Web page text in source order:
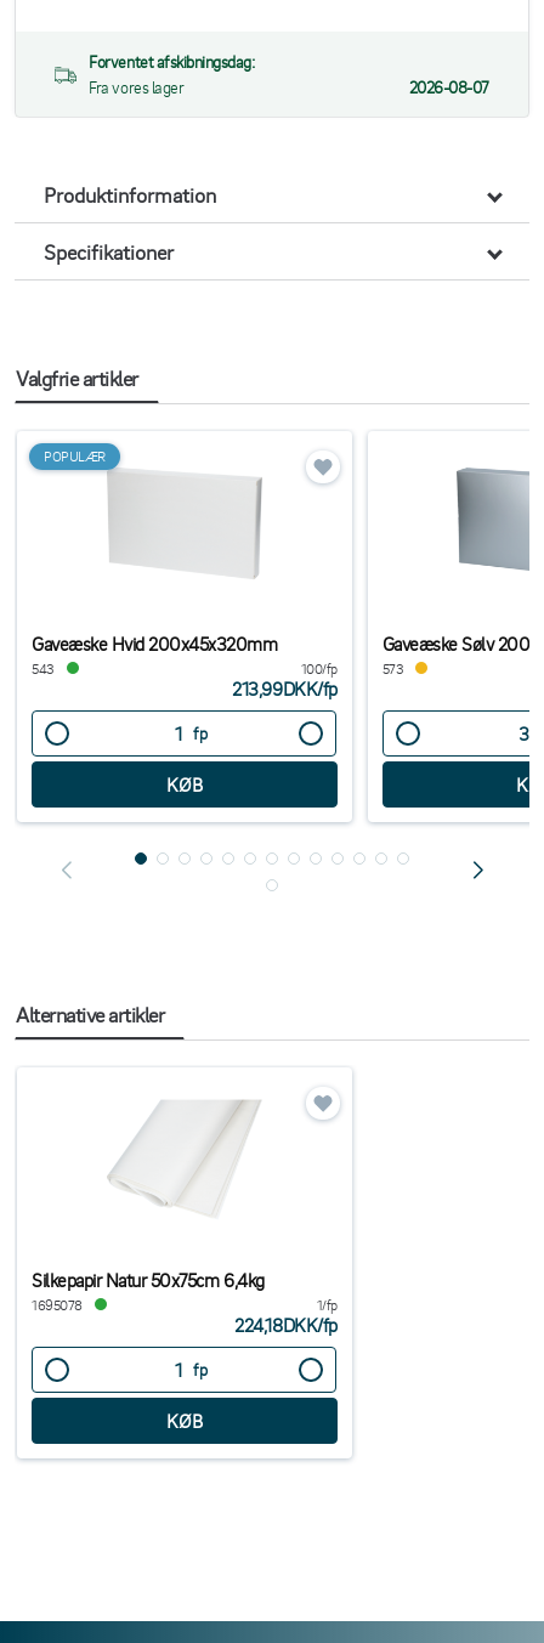
Forventet afskibningsdag:
Fra vores lager
2026-08-07
Produktinformation
Specifikationer
Valgfrie artikler
POPULÆR
Gaveæske Hvid 200x45x320mm
543 100/fp
213,99DKK/fp
fp
Gaveæske Sølv
573
Alternative artikler
Silkepapir Natur 50x75cm 6,4kg
1695078 1/fp
224,18DKK/fp
fp